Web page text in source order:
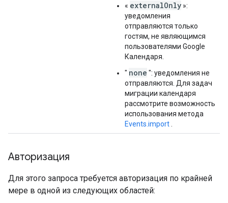
« externalOnly »:
уведомления
отправляются только
гостям, не являющимся
пользователями Google
Календаря.
" none ": уведомления не
отправляются. Для задач
миграции календаря
рассмотрите возможность
использования метода
Events.import
Авторизация
Для этого запроса требуется авторизация по крайней
мере в одной из следующих областей: